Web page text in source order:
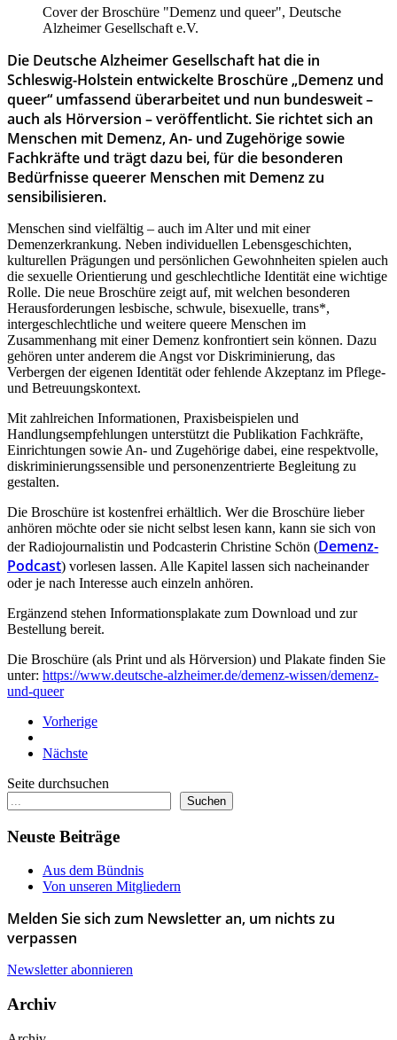
Cover der Broschüre "Demenz und queer", Deutsche
Alzheimer Gesellschaft e.V.
Die Deutsche Alzheimer Gesellschaft hat die in
Schleswig-Holstein entwickelte Broschüre „Demenz und
queer“ umfassend überarbeitet und nun bundesweit –
auch als Hörversion – veröffentlicht. Sie richtet sich an
Menschen mit Demenz, An- und Zugehörige sowie
Fachkräfte und trägt dazu bei, für die besonderen
Bedürfnisse queerer Menschen mit Demenz zu
sensibilisieren.
Menschen sind vielfältig – auch im Alter und mit einer
Demenzerkrankung. Neben individuellen Lebensgeschichten,
kulturellen Prägungen und persönlichen Gewohnheiten spielen auch
die sexuelle Orientierung und geschlechtliche Identität eine wichtige
Rolle. Die neue Broschüre zeigt auf, mit welchen besonderen
Herausforderungen lesbische, schwule, bisexuelle, trans*,
intergeschlechtliche und weitere queere Menschen im
Zusammenhang mit einer Demenz konfrontiert sein können. Dazu
gehören unter anderem die Angst vor Diskriminierung, das
Verbergen der eigenen Identität oder fehlende Akzeptanz im Pflege-
und Betreuungskontext.
Mit zahlreichen Informationen, Praxisbeispielen und
Handlungsempfehlungen unterstützt die Publikation Fachkräfte,
Einrichtungen sowie An- und Zugehörige dabei, eine respektvolle,
diskriminierungssensible und personenzentrierte Begleitung zu
gestalten.
Die Broschüre ist kostenfrei erhältlich. Wer die Broschüre lieber
anhören möchte oder sie nicht selbst lesen kann, kann sie sich von
der Radiojournalistin und Podcasterin Christine Schön (Demenz-
Podcast) vorlesen lassen. Alle Kapitel lassen sich nacheinander
oder je nach Interesse auch einzeln anhören.
Ergänzend stehen Informationsplakate zum Download und zur
Bestellung bereit.
Die Broschüre (als Print und als Hörversion) und Plakate finden Sie
unter: https://www.deutsche-alzheimer.de/demenz-wissen/demenz-
und-queer
Vorherige
Nächste
Seite durchsuchen
Suchen
Neuste Beiträge
Aus dem Bündnis
Von unseren Mitgliedern
Melden Sie sich zum Newsletter an, um nichts zu
verpassen
Newsletter abonnieren
Archiv